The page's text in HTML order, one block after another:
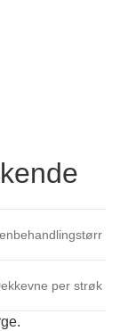
per strøk